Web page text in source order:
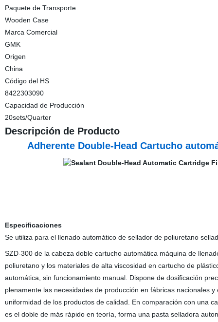
Paquete de Transporte
Wooden Case
Marca Comercial
GMK
Origen
China
Código del HS
8422303090
Capacidad de Producción
20sets/Quarter
Descripción de Producto
Adherente Double-Head Cartucho
Especificaciones
Se utiliza para el llenado automático de sellador de poliuretano
SZD-300 de la cabeza doble cartucho automática máquina de
poliuretano y los materiales de alta viscosidad en cartucho de
automática, sin funcionamiento manual. Dispone de dosificación
plenamente las necesidades de producción en fábricas nacionales
uniformidad de los productos de calidad. En comparación con una
es el doble de más rápido en teoría, forma una pasta selladora